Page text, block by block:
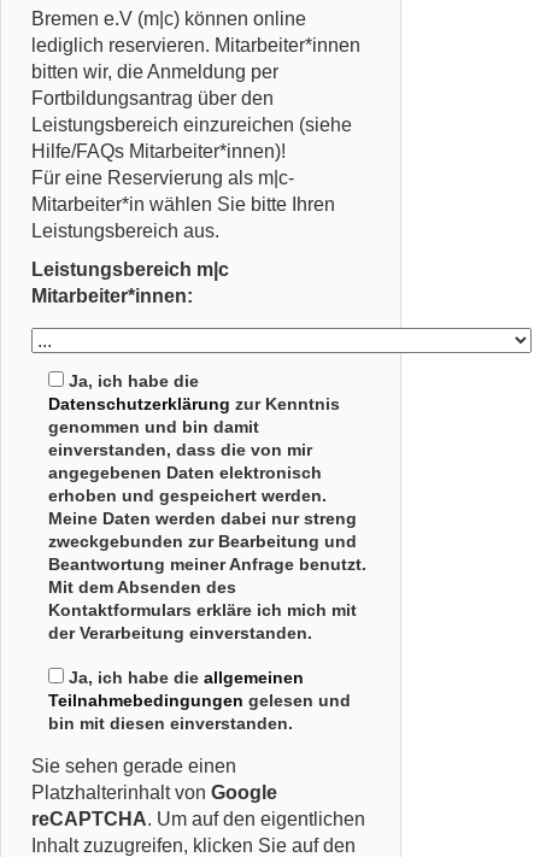
Bremen e.V (m|c) können online
lediglich reservieren. Mitarbeiter*innen
bitten wir, die Anmeldung per
Fortbildungsantrag über den
Leistungsbereich einzureichen (siehe
Hilfe/FAQs Mitarbeiter*innen)!
Für eine Reservierung als m|c-
Mitarbeiter*in wählen Sie bitte Ihren
Leistungsbereich aus.
Leistungsbereich m|c
Mitarbeiter*innen:
Ja, ich habe die
Datenschutzerklärung zur Kenntnis
genommen und bin damit
einverstanden, dass die von mir
angegebenen Daten elektronisch
erhoben und gespeichert werden.
Meine Daten werden dabei nur streng
zweckgebunden zur Bearbeitung und
Beantwortung meiner Anfrage benutzt.
Mit dem Absenden des
Kontaktformulars erkläre ich mich mit
der Verarbeitung einverstanden.
Ja, ich habe die allgemeinen
Teilnahmebedingungen gelesen und
bin mit diesen einverstanden.
Sie sehen gerade einen
Platzhalterinhalt von Google
reCAPTCHA. Um auf den eigentlichen
Inhalt zuzugreifen, klicken Sie auf den